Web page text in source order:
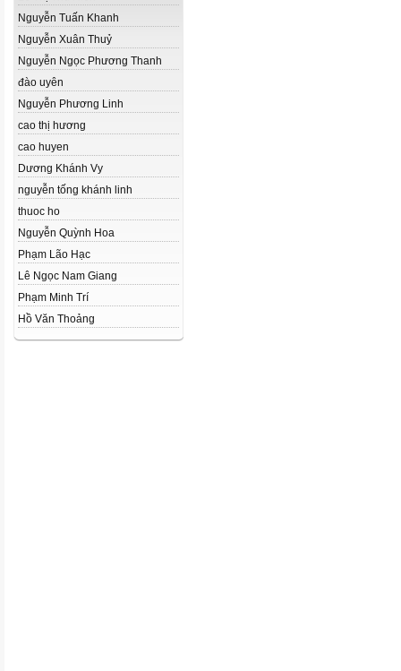
Nguyễn Tuấn Khanh
Nguyễn Xuân Thuỷ
Nguyễn Ngọc Phương Thanh
đào uyên
Nguyễn Phương Linh
cao thị hương
cao huyen
Dương Khánh Vy
nguyễn tống khánh linh
thuoc ho
Nguyễn Quỳnh Hoa
Phạm Lão Hạc
Lê Ngọc Nam Giang
Phạm Minh Trí
Hồ Văn Thoảng